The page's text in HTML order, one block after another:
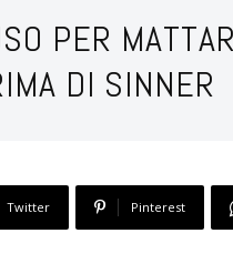
PER
DI SINNER
Twitter Pinterest